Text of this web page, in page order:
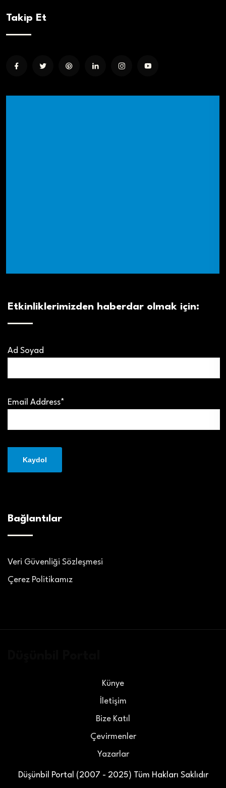
Takip Et
Etkinliklerimizden haberdar olmak için:
Ad Soyad
Email Address*
Bağlantılar
Veri Güvenliği Sözleşmesi
Çerez Politikamız
Düşünbil Portal (2007 - 2025) Tüm Hakları Saklıdır
Künye
İletişim
Bize Katıl
Çevirmenler
Yazarlar